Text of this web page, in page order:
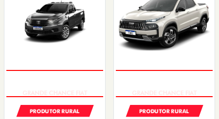
PRODUTOR RURAL
PRODUTOR RURAL